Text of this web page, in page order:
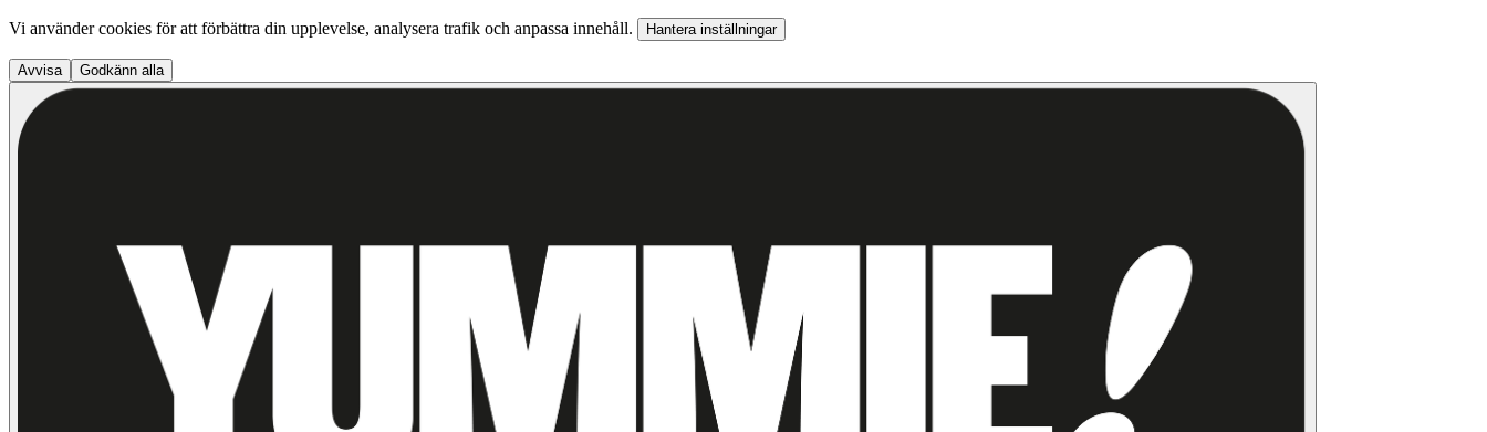
Vi använder cookies för att förbättra din upplevelse, analysera trafik och anpassa innehåll. Hantera inställningar
Avvisa Godkänn alla